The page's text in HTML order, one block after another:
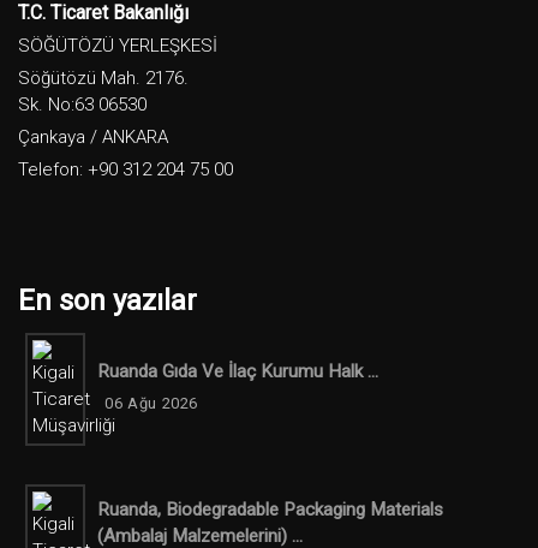
T.C. Ticaret Bakanlığı
SÖĞÜTÖZÜ YERLEŞKESİ
Söğütözü Mah. 2176.
Sk. No:63 06530
Çankaya / ANKARA
Telefon: +90 312 204 75 00
En son yazılar
Ruanda Gıda Ve İlaç Kurumu Halk ...
06 Ağu 2026
Ruanda, Biodegradable Packaging Materials
(ambalaj Malzemelerini) ...